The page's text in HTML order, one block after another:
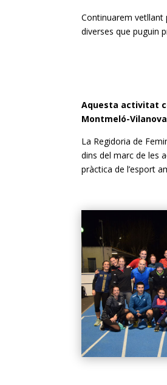
Continuarem
diverses que puguin
Aquesta activitat
Montmeló-
La Regidoria de
dins del marc de les
pràctica de l’esport